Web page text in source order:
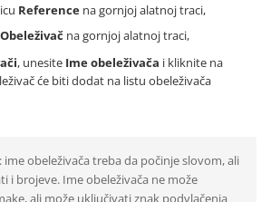
Reference na gornjoj alatnoj traci,
Obeleživač na gornjoj alatnoj traci,
, unesite Ime obeleživača i kliknite na
će biti dodat na listu obeleživača
: ime obeleživača treba da počinje slovom, ali
i brojeve. Ime obeleživača ne može
ali može uključivati znak podvlačenja